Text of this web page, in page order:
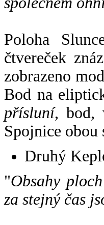
Poloha
čtvereček
zobrazeno
Bod na
přísluní, bod,
Spojnice obou
Druhý
"Obsahy
za stejný čas